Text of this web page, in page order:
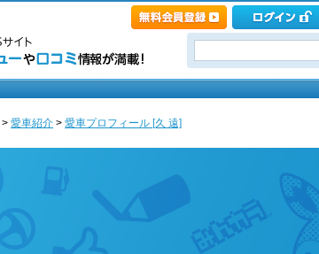
> 愛車紹介 > 愛車プロフィール [久 遠]